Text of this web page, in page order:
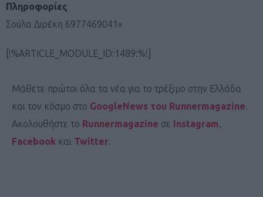
Πληροφορίες
Σούλα Διρέκη 6977469041»
[!%ARTICLE_MODULE_ID:1489:%!]
Μάθετε πρώτοι όλα τα νέα για το τρέξιμο στην Ελλάδα
και τον κόσμο στο GoogleNews του Runnermagazine.
Ακολουθήστε το Runnermagazine σε Instagram,
Facebook και Twitter.